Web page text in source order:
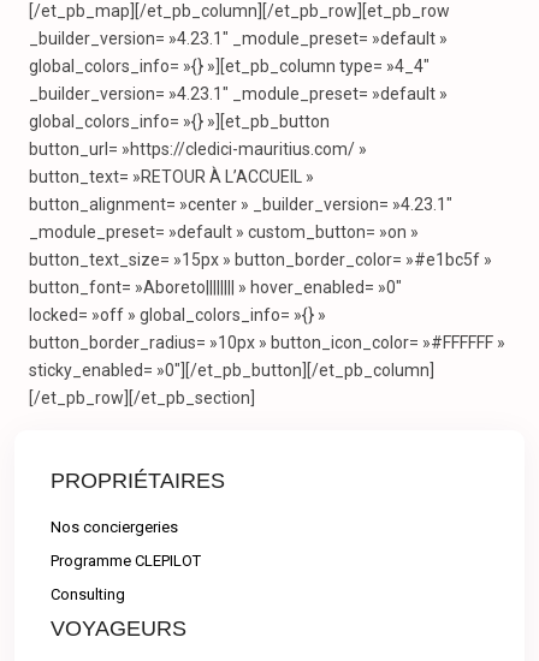
[/et_pb_map][/et_pb_column][/et_pb_row][et_pb_row
_builder_version= »4.23.1″ _module_preset= »default »
global_colors_info= »{} »][et_pb_column type= »4_4″
_builder_version= »4.23.1″ _module_preset= »default »
global_colors_info= »{} »][et_pb_button
button_url= »https://cledici-mauritius.com/ »
button_text= »RETOUR À L’ACCUEIL »
button_alignment= »center » _builder_version= »4.23.1″
_module_preset= »default » custom_button= »on »
button_text_size= »15px » button_border_color= »#e1bc5f »
button_font= »Aboreto|||||||| » hover_enabled= »0″
locked= »off » global_colors_info= »{} »
button_border_radius= »10px » button_icon_color= »#FFFFFF »
sticky_enabled= »0″][/et_pb_button][/et_pb_column]
[/et_pb_row][/et_pb_section]
PROPRIÉTAIRES
Nos conciergeries
Programme CLEPILOT
Consulting
VOYAGEURS